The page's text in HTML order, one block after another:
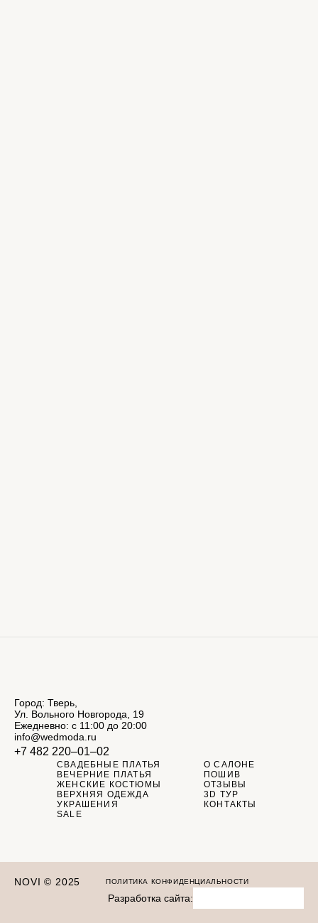
Город: Тверь,
Ул. Вольного Новгорода, 19
Ежедневно: с 11:00 до 20:00
info@wedmoda.ru
+7 482 220‒01‒02
СВАДЕБНЫЕ ПЛАТЬЯ
ВЕЧЕРНИЕ ПЛАТЬЯ
ЖЕНСКИЕ КОСТЮМЫ
ВЕРХНЯЯ ОДЕЖДА
УКРАШЕНИЯ
SALE
О САЛОНЕ
ПОШИВ
ОТЗЫВЫ
3D ТУР
КОНТАКТЫ
NOVI © 2025 ПОЛИТИКА КОНФИДЕНЦИАЛЬНОСТИ
Разработка сайта: